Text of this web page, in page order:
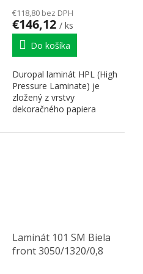
€118,80 bez DPH
€146,12 / ks
Do košíka
Duropal laminát HPL (High
Pressure Laminate) je
zložený z vrstvy
dekoračného papiera
melamínovou...
Laminát 101 SM Biela
front 3050/1320/0,8